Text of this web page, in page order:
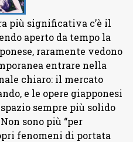
più significativa c’è il
aperto da tempo la
raramente vedono
entrare nella
chiaro: il mercato
e le opere giapponesi
sempre più solido
sono più “per
fenomeni di portata